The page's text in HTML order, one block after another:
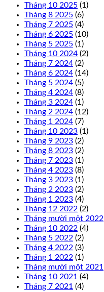
Tháng 10 2025 (1)
Tháng 8 2025 (6)
Tháng 7 2025 (4)
Tháng 6 2025 (10)
Tháng 5 2025 (1)
Tháng 10 2024 (2)
Tháng 7 2024 (2)
Tháng 6 2024 (14)
Tháng 5 2024 (5)
Tháng 4 2024 (8)
Tháng 3 2024 (1)
Tháng 2 2024 (12)
Tháng 1 2024 (7)
Tháng 10 2023 (1)
Tháng 9 2023 (2)
Tháng 8 2023 (2)
Tháng 7 2023 (1)
Tháng 4 2023 (8)
Tháng 3 2023 (1)
Tháng 2 2023 (2)
Tháng 1 2023 (4)
Tháng 12 2022 (2)
Tháng mười một 2022
Tháng 10 2022 (4)
Tháng 5 2022 (2)
Tháng 4 2022 (3)
Tháng 1 2022 (1)
Tháng mười một 2021
Tháng 10 2021 (4)
Tháng 7 2021 (4)